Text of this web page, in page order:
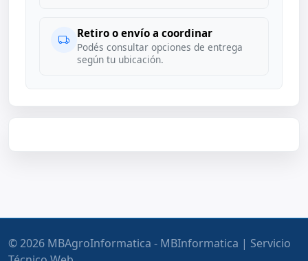
Retiro o envío a coordinar
Podés consultar opciones de entrega
según tu ubicación.
© 2026 MBAgroInformatica - MBInformatica | Servicio